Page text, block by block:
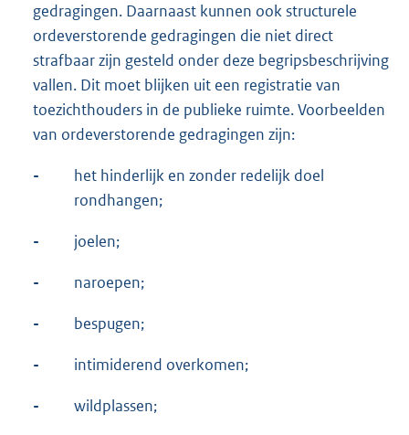
gedragingen. Daarnaast kunnen ook structurele
ordeverstorende gedragingen die niet direct
strafbaar zijn gesteld onder deze begripsbeschrijving
vallen. Dit moet blijken uit een registratie van
toezichthouders in de publieke ruimte. Voorbeelden
van ordeverstorende gedragingen zijn:
-
het hinderlijk en zonder redelijk doel
rondhangen;
- joelen;
- naroepen;
- bespugen;
- intimiderend overkomen;
- wildplassen;